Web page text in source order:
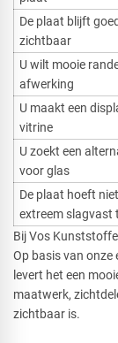
De plaat blijft goed
zichtbaar
U wilt mooie
afwerking
U maakt een
vitrine
U zoekt een
voor glas
De plaat hoeft niet
extreem slagvast
Bij Vos
Op basis van onze
levert het een
maatwerk,
zichtbaar is.